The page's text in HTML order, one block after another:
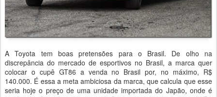
A Toyota tem boas pretensões para o Brasil. De olho na
discrepância do mercado de esportivos no Brasil, a marca quer
colocar o cupê GT86 a venda no Brasil por, no máximo, R$
140.000. É essa a meta ambiciosa da marca, que calcula que esse
seria hoje o preço de uma unidade importada do Japão, onde é